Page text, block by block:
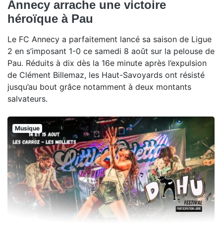
Annecy arrache une victoire
héroïque à Pau
Le FC Annecy a parfaitement lancé sa saison de Ligue
2 en s’imposant 1-0 ce samedi 8 août sur la pelouse de
Pau. Réduits à dix dès la 16e minute après l’expulsion
de Clément Billemaz, les Haut-Savoyards ont résisté
jusqu’au bout grâce notamment à deux montants
salvateurs.
Musique